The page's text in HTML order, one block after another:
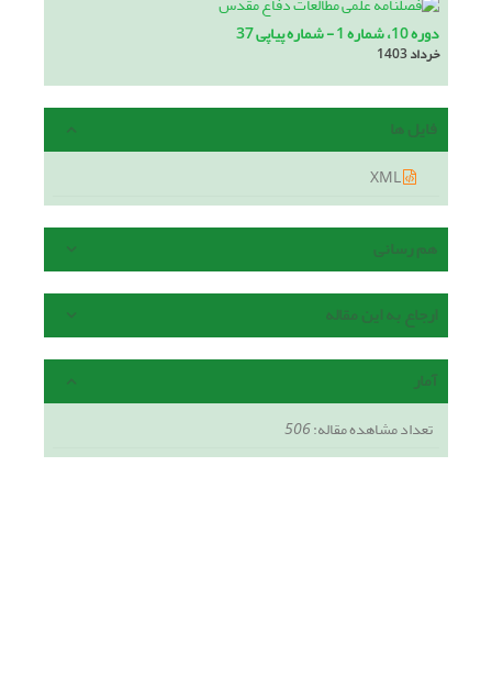
دوره 10، شماره 1 - شماره پیاپی 37
خرداد 1403
فایل ها
هم رسانی
ارجاع به این مقاله
آمار
تعداد مشاهده مقاله:506